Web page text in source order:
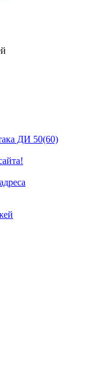
ДИ 50(60)